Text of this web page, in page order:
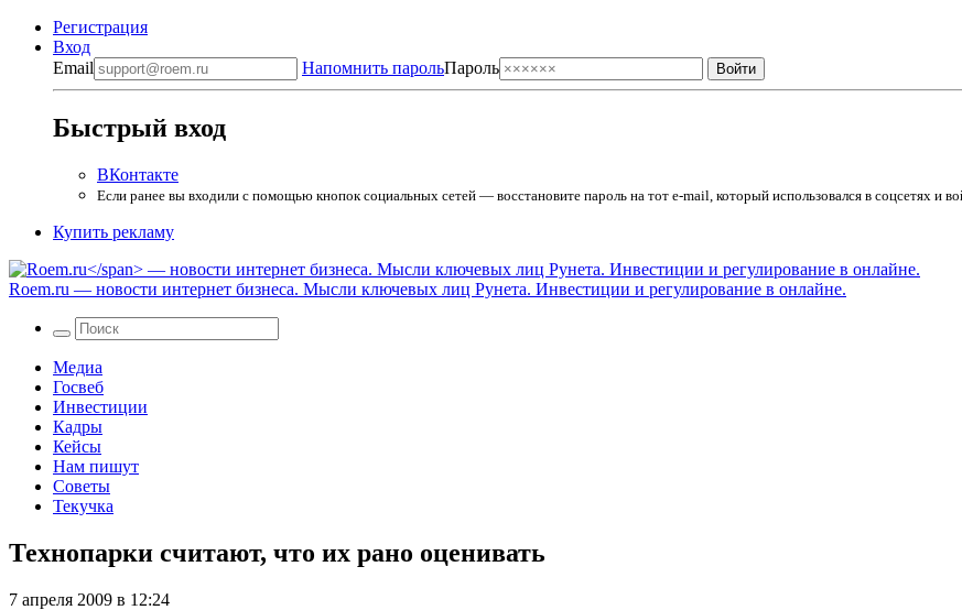
Регистрация
Вход
Email
Напомнить парольПароль
Быстрый вход
ВКонтакте
Если ранее вы входили с помощью кнопок социальных сетей — восстановите пароль на тот e-mail, который использовался в соцсетях и
Купить рекламу
Roem.ru — новости интернет бизнеса. Мысли ключевых лиц Рунета. Инвестиции и регулирование в онлайне.
Медиа
Госвеб
Инвестиции
Кадры
Кейсы
Нам пишут
Советы
Текучка
Технопарки считают, что их рано оценивать
7 апреля 2009 в 12:24